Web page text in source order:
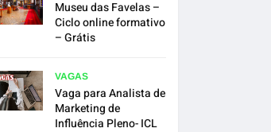
Museu das Favelas –
Ciclo online formativo
– Grátis
VAGAS
Vaga para Analista de
Marketing de
Influência Pleno- ICL